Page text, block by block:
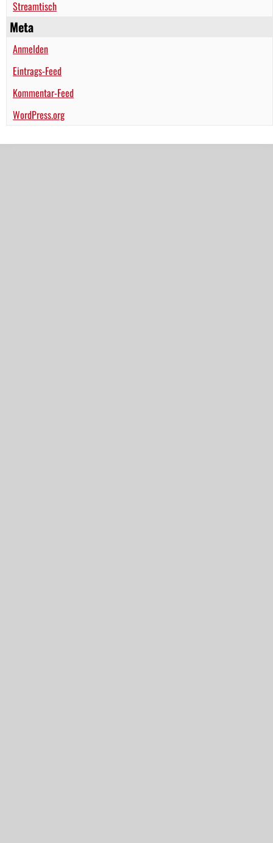
Streamtisch
Meta
Anmelden
Eintrags-Feed
Kommentar-Feed
WordPress.org